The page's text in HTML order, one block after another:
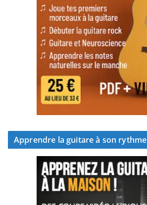
Apprendre la guitare à son rythme